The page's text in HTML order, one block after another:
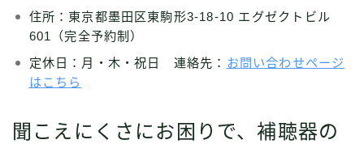
住所：東京都墨田区東駒形3-18-10 エグゼクトビル
601（完全予約制）
定休日：月・木・祝日 連絡先： お問い合わせページ
はこちら
聞こえにくさにお困りで、補聴器の